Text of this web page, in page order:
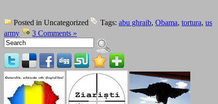
Posted in Uncategorized Tags: abu ghraib, Obama, tortura, us
army
3 Comments »